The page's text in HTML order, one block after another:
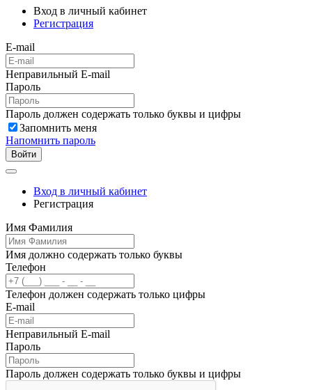
Вход в личный кабинет
Регистрация
E-mail
Неправильный E-mail
Пароль
Пароль должен содержать только буквы и цифры
Запомнить меня
Напомнить пароль
Войти
Вход в личный кабинет
Регистрация
Имя Фамилия
Имя должно содержать только буквы
Телефон
Телефон должен содержать только цифры
E-mail
Неправильный E-mail
Пароль
Пароль должен содержать только буквы и цифры